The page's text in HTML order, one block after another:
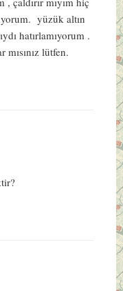
yüzük altın
hatırlamıyorum .
mısınız lütfen.